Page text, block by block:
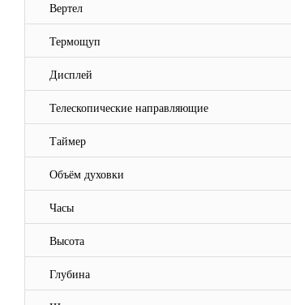
Вертел
Термощуп
Дисплей
Телескопические направляющие
Таймер
Объём духовки
Часы
Высота
Глубина